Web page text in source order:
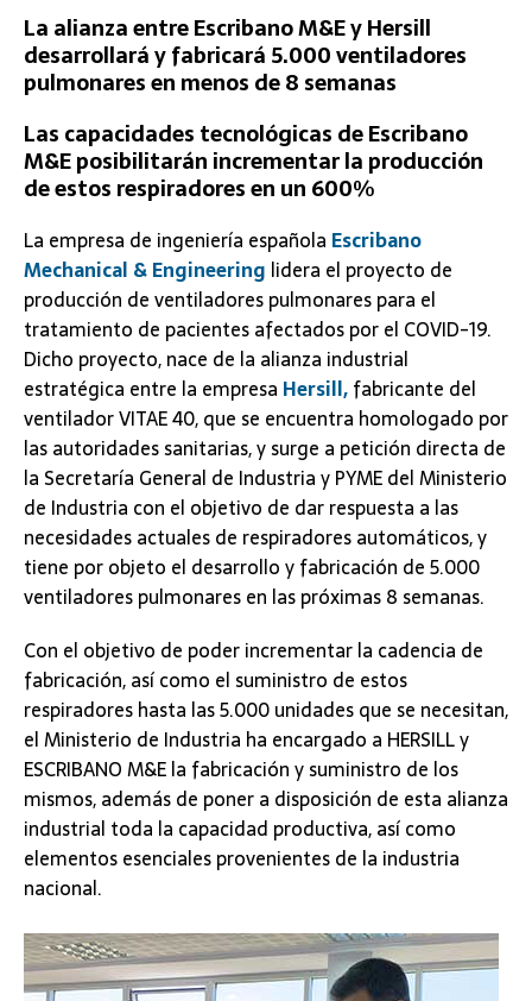
La alianza entre Escribano M&E y Hersill
desarrollará y fabricará 5.000 ventiladores
pulmonares en menos de 8 semanas
Las capacidades tecnológicas de Escribano
M&E posibilitarán incrementar la producción
de estos respiradores en un 600%
La empresa de ingeniería española Escribano
Mechanical & Engineering lidera el proyecto de
producción de ventiladores pulmonares para el
tratamiento de pacientes afectados por el COVID-19.
Dicho proyecto, nace de la alianza industrial
estratégica entre la empresa Hersill,fabricante del
ventilador VITAE 40, que se encuentra homologado por
las autoridades sanitarias, y surge a petición directa de
la Secretaría General de Industria y PYME del Ministerio
de Industria con el objetivo de dar respuesta a las
necesidades actuales de respiradores automáticos, y
tiene por objeto el desarrollo y fabricación de 5.000
ventiladores pulmonares en las próximas 8 semanas.
Con el objetivo de poder incrementar la cadencia de
fabricación, así como el suministro de estos
respiradores hasta las 5.000 unidades que se necesitan,
el Ministerio de Industria ha encargado a HERSILL y
ESCRIBANO M&E la fabricación y suministro de los
mismos, además de poner a disposición de esta alianza
industrial toda la capacidad productiva, así como
elementos esenciales provenientes de la industria
nacional.